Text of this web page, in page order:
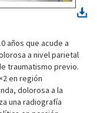
años que acude a
a nivel parietal
traumatismo previo.
en región
dolorosa a la
una radiografía